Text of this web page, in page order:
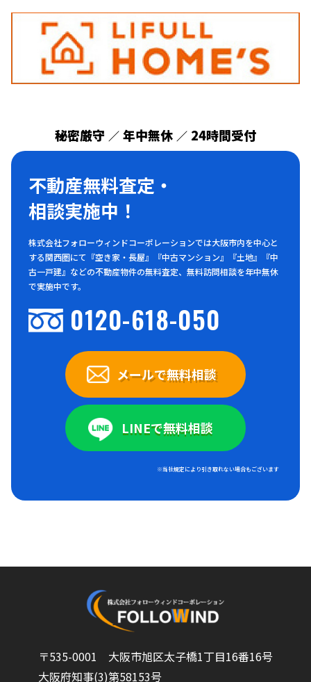
秘密厳守 ／ 年中無休 ／ 24時間受付
不動産無料査定・
相談実施中！
株式会社フォローウィンドコーポレーションでは大阪市内を中心と
する関西圏にて『空き家・長屋』『中古マンション』『土地』『中
古一戸建』などの不動産物件の無料査定、無料訪問相談を年中無休
で実施中です。
0120-618-050
メールで無料相談
LINEで無料相談
※当社規定により引き取れない場合もございます
〒535-0001 大阪市旭区太子橋1丁目16番16号
大阪府知事(3)第58153号